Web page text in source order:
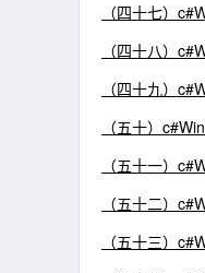
（四十七）
（四十八）
（四十九）
（五十）
（五十一）
（五十二）
（五十三）